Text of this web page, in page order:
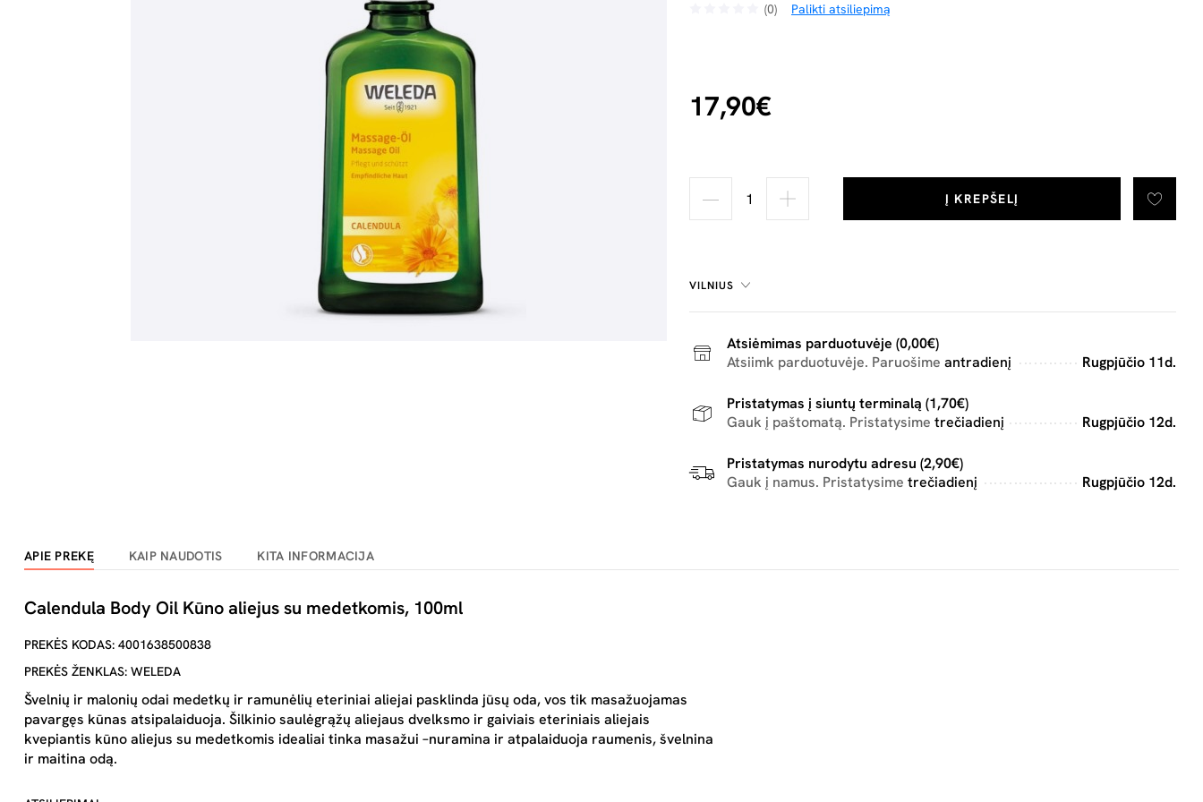
(0) Palikti atsiliepimą
17,90€
Į KREPŠELĮ
VILNIUS
Atsiėmimas parduotuvėje (0,00€)
Atsiimk parduotuvėje. Paruošime antradienį Rugpjūčio 11d.
Pristatymas į siuntų terminalą (1,70€)
Gauk į paštomatą. Pristatysime trečiadienį Rugpjūčio 12d.
Pristatymas nurodytu adresu (2,90€)
Gauk į namus. Pristatysime trečiadienį Rugpjūčio 12d.
APIE PREKĘ KAIP NAUDOTIS KITA INFORMACIJA
Calendula Body Oil Kūno aliejus su medetkomis, 100ml
PREKĖS KODAS: 4001638500838
PREKĖS ŽENKLAS: WELEDA
Švelnių ir malonių odai medetkų ir ramunėlių eteriniai aliejai pasklinda jūsų oda, vos tik masažuojamas
pavargęs kūnas atsipalaiduoja. Šilkinio saulėgrąžų aliejaus dvelksmo ir gaiviais eteriniais aliejais
kvepiantis kūno aliejus su medetkomis idealiai tinka masažui –nuramina ir atpalaiduoja raumenis, švelnina
ir maitina odą.